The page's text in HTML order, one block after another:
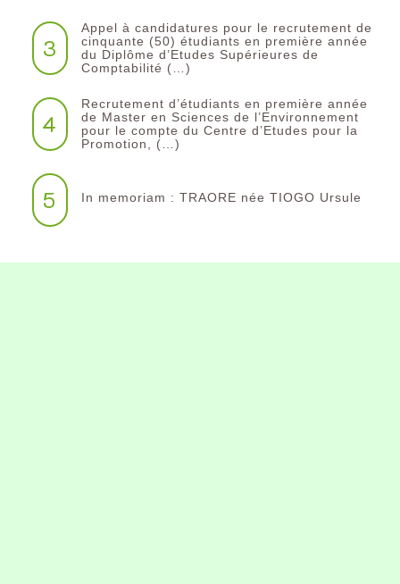
3
Appel à candidatures pour le recrutement de
cinquante (50) étudiants en première année
du Diplôme d’Etudes Supérieures de
Comptabilité (…)
4
Recrutement d’étudiants en première année
de Master en Sciences de l’Environnement
pour le compte du Centre d’Etudes pour la
Promotion, (…)
5 In memoriam : TRAORE née TIOGO Ursule